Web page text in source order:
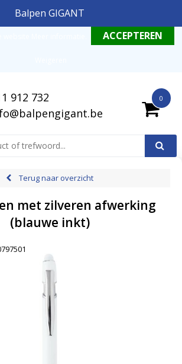
Balpen GIGANT
0
912 732
Terug naar overzicht
met zilveren afwerking
(blauwe inkt)
in met de geldende omgang productinformatie